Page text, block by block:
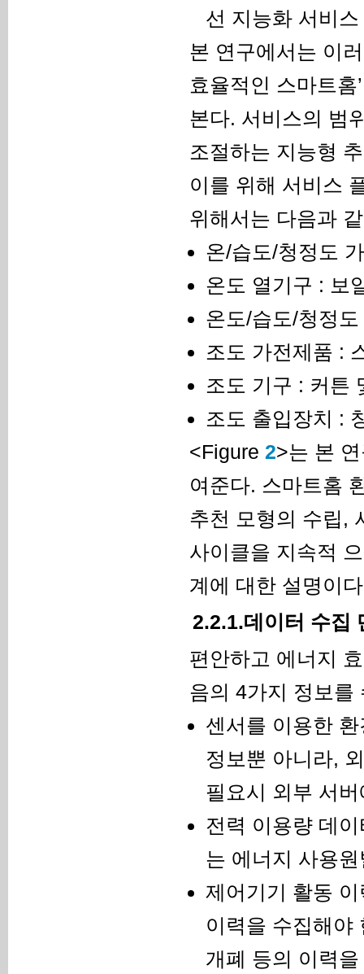
선 지능화 서비스
본 연구에서는 이
효율적인 스마트
본다. 서비스의 범
조절하는 지능형
이를 위해 서비스
위해서는 다음과
온/습도/청정도
온도 열기구 : 보
온도/습도/청정
조도 가전제품 :
조도 기구 : 커튼
조도 출입장치 :
<Figure 2>는 본
여준다. 스마트홈
추천 모형의 수립,
사이클을 지속적
계에 대한 설명이
2.2.1.데이터 수집
편안하고 에너지
음의 4가지 정보를
센서를 이용한
정보뿐 아니라,
필요시 외부 서
전력 이용량 데
는 에너지 사용
제어기기 활동
이력을 수집해야
개폐 등의 이력